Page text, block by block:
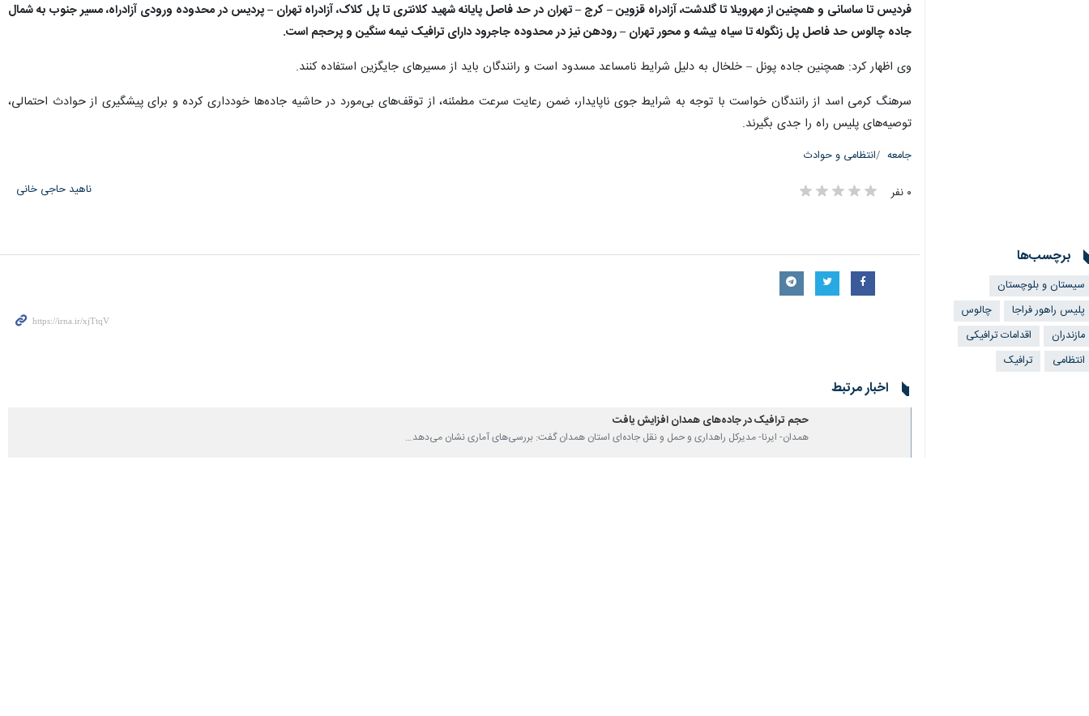
فردیس تا ساسانی و همچنین از مهرویلا تا گلدشت، آزادراه قزوین – کرج – تهران در حد فاصل پایانه شهید کلانتری تا پل کلاک، آزادراه تهران – پردیس در محدوده ورودی آزادراه، مسیر جنوب به شمال
جاده چالوس حد فاصل پل زنگوله تا سیاه بیشه و محور تهران – رودهن نیز در محدوده جاجرود دارای ترافیک نیمه سنگین و پرحجم است.
وی اظهار کرد: همچنین جاده پونل – خلخال به دلیل شرایط نامساعد مسدود است و رانندگان باید از مسیرهای جایگزین استفاده کنند.
سرهنگ کرمی اسد از رانندگان خواست با توجه به شرایط جوی ناپایدار، ضمن رعایت سرعت مطمئنه، از توقف‌های بی‌مورد در حاشیه جاده‌ها خودداری کرده و برای پیشگیری از حوادث احتمالی،
توصیه‌های پلیس راه را جدی بگیرند.
جامعه انتظامی و حوادث
۰ نفر ناهید حاجی خانی
برچسب‌ها
سیستان و بلوچستان
پلیس راهور فراجا
چالوس
مازندران
اقدامات ترافیکی
انتظامی
ترافیک
اخبار مرتبط
حجم ترافیک در جاده‌های همدان افزایش یافت
همدان- ایرنا- مدیرکل راهداری و حمل و نقل جاده‌ای استان همدان گفت: بررسی‌های آماری نشان می‌دهد…